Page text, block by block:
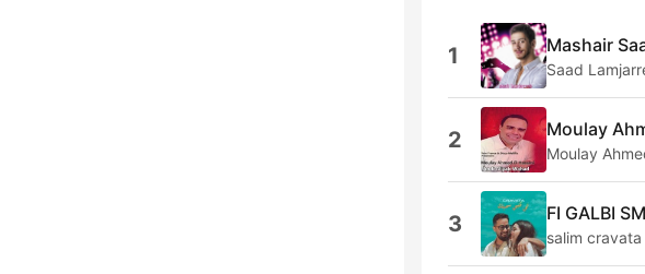
1 Mashair
Saad
2 Moulay
Moulay
3 FI GALBI
salim cravata